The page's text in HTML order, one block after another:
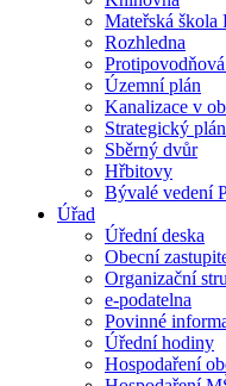
Mateřská škola
Rozhledna
Územní plán
Kanalizace v
Strategický
Sběrný dvůr
Hřbitovy
Bývalé vedení
Úřad
Úřední deska
Obecní
Organizační
e-podatelna
Povinné
Úřední hodiny
Hospodaření